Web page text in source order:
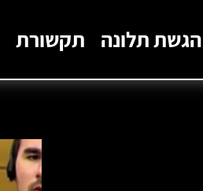
הגשת תלונה תקשורת